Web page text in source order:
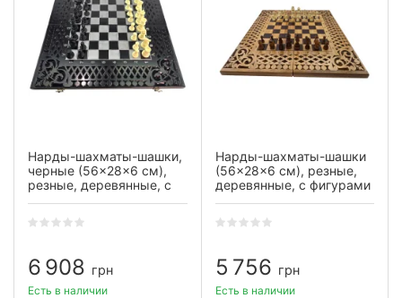
Нарды-шахматы-шашки,
черные (56×28×6 см),
резные, деревянные, с
6 908 грн
Есть в наличии
Нарды-шахматы-шашки
(56×28×6 см), резные,
деревянные, с фигурами
5 756 грн
Есть в наличии